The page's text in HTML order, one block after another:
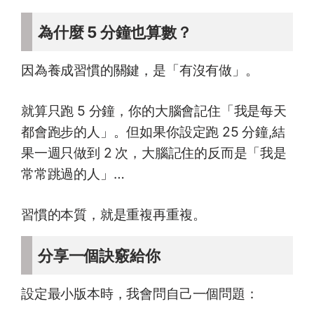
為什麼 5 分鐘也算數？
因為養成習慣的關鍵，是「有沒有做」。
就算只跑 5 分鐘，你的大腦會記住「我是每天
都會跑步的人」。但如果你設定跑 25 分鐘,結
果一週只做到 2 次，大腦記住的反而是「我是
常常跳過的人」…
習慣的本質，就是重複再重複。
分享一個訣竅給你
設定最小版本時，我會問自己一個問題：